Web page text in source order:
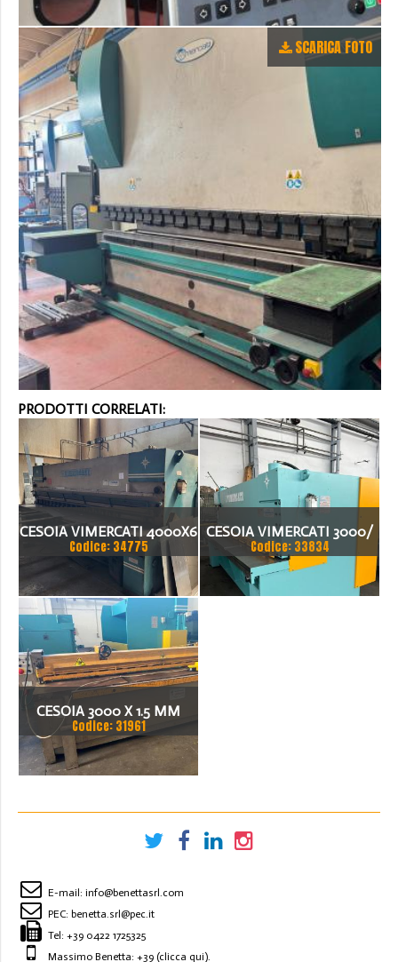
SCARICA FOTO
PRODOTTI CORRELATI:
CESOIA VIMERCATI 4000X6
Codice: 34775
CESOIA VIMERCATI 3000/
3.5
Codice: 33834
CESOIA 3000 X 1.5 MM
VIMERCATI
Codice: 31961
E-mail: info@benettasrl.com
PEC: benetta.srl@pec.it
Tel: +39 0422 1725325
Massimo Benetta: +39 (clicca qui).